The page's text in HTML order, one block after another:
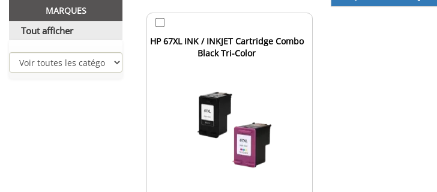
MARQUES
Tout afficher
HP 67XL INK / INKJET Cartridge Combo
Black Tri-Color